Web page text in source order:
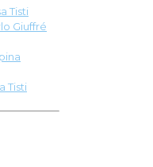
Tisti
Giuffré
Tisti